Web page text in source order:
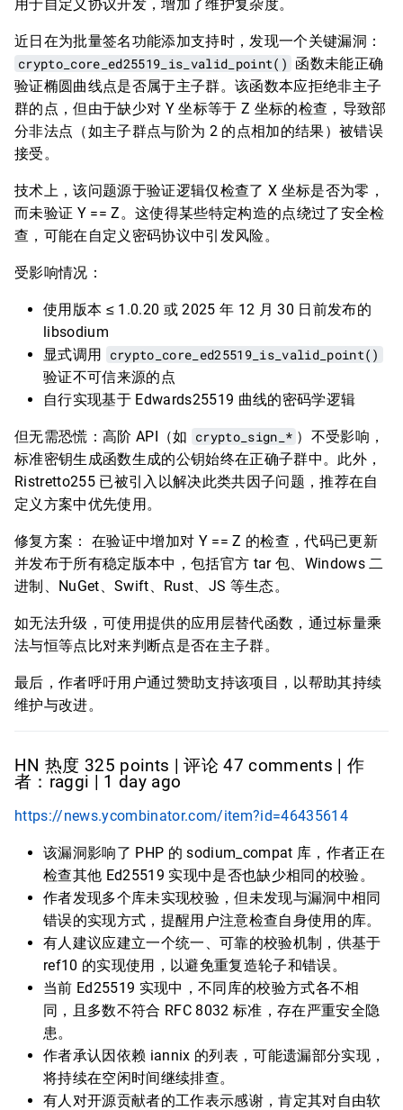
用于自定义协议开发，增加了维护复杂度。
近日在为批量签名功能添加支持时，发现一个关键漏洞：
crypto_core_ed25519_is_valid_point() 函数未能正确
验证椭圆曲线点是否属于主子群。该函数本应拒绝非主子
群的点，但由于缺少对 Y 坐标等于 Z 坐标的检查，导致部
分非法点（如主子群点与阶为 2 的点相加的结果）被错误
接受。
技术上，该问题源于验证逻辑仅检查了 X 坐标是否为零，
而未验证 Y == Z。这使得某些特定构造的点绕过了安全检
查，可能在自定义密码协议中引发风险。
受影响情况：
使用版本 ≤ 1.0.20 或 2025 年 12 月 30 日前发布的
libsodium
显式调用
crypto_core_ed25519_is_valid_point()
验证不可信来源的点
自行实现基于 Edwards25519 曲线的密码学逻辑
但无需恐慌：高阶 API（如 crypto_sign_* ）不受影响，
标准密钥生成函数生成的公钥始终在正确子群中。此外，
Ristretto255 已被引入以解决此类共因子问题，推荐在自
定义方案中优先使用。
修复方案： 在验证中增加对 Y == Z 的检查，代码已更新
并发布于所有稳定版本中，包括官方 tar 包、Windows 二
进制、NuGet、Swift、Rust、JS 等生态。
如无法升级，可使用提供的应用层替代函数，通过标量乘
法与恒等点比对来判断点是否在主子群。
最后，作者呼吁用户通过赞助支持该项目，以帮助其持续
维护与改进。
HN 热度 325 points | 评论 47 comments | 作
者：raggi | 1 day ago
https://news.ycombinator.com/item?id=46435614
该漏洞影响了 PHP 的 sodium_compat 库，作者正在
检查其他 Ed25519 实现中是否也缺少相同的校验。
作者发现多个库未实现校验，但未发现与漏洞中相同
错误的实现方式，提醒用户注意检查自身使用的库。
有人建议应建立一个统一、可靠的校验机制，供基于
ref10 的实现使用，以避免重复造轮子和错误。
当前 Ed25519 实现中，不同库的校验方式各不相
同，且多数不符合 RFC 8032 标准，存在严重安全隐
患。
作者承认因依赖 iannix 的列表，可能遗漏部分实现，
将持续在空闲时间继续排查。
有人对开源贡献者的工作表示感谢，肯定其对自由软